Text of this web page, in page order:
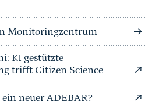
Monitoringzentrum
KI gestützte
trifft Citizen Science
neuer ADEBAR?